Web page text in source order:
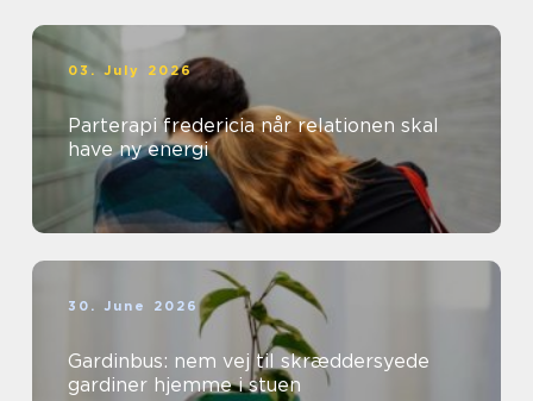
03. July 2026
Parterapi fredericia når relationen skal
have ny energi
30. June 2026
Gardinbus: nem vej til skræddersyede
gardiner hjemme i stuen